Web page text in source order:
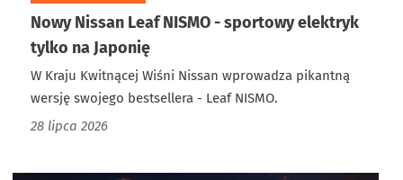
Nowy Nissan Leaf NISMO - sportowy elektryk
tylko na Japonię
W Kraju Kwitnącej Wiśni Nissan wprowadza pikantną
wersję swojego bestsellera - Leaf NISMO.
28 lipca 2026